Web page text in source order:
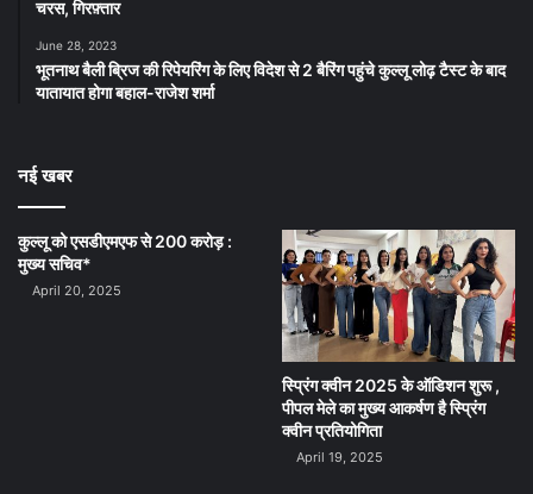
चरस, गिरफ़्तार
June 28, 2023
भूतनाथ बैली ब्रिज की रिपेयरिंग के लिए विदेश से 2 बैरिंग पहुंचे कुल्लू लोढ़ टैस्ट के बाद
यातायात होगा बहाल-राजेश शर्मा
नई खबर
कुल्लू को एसडीएमएफ से 200 करोड़ :
मुख्य सचिव*
April 20, 2025
स्प्रिंग क्वीन 2025 के ऑडिशन शुरू ,
पीपल मेले का मुख्य आकर्षण है स्प्रिंग
क्वीन प्रतियोगिता
April 19, 2025